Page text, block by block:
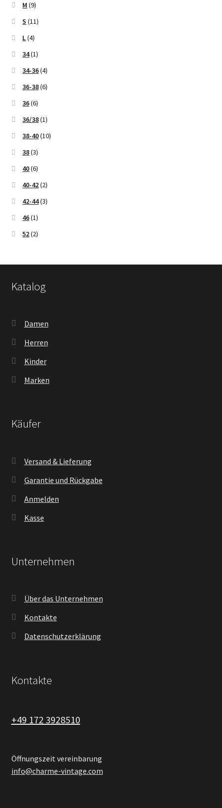
M (9)
S (11)
L(4)
34(1)
34-36(4)
36-38(6)
36(6)
36/38(1)
38-40(10)
38(3)
40(6)
40-42(2)
42-44(3)
46(1)
52(2)
Katalog
Damen
Herren
Kinder
Marken
Käufer
Versand & Lieferung
Garantie und Rückgabe
Anmelden
Kasse
Unternehmen
Über das Unternehmen
Kontakte
Datenschutzerklärung
Kontakte
+49 172 3928510
Öffnungszeit vereinbarung
info@charme-vintage.com